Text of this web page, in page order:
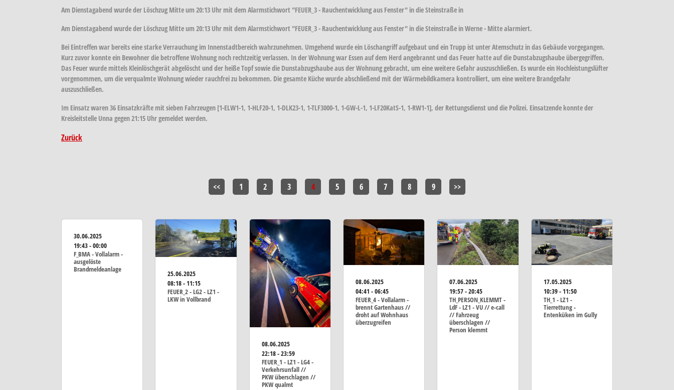
Am Dienstagabend wurde der Löschzug Mitte um 20:13 Uhr mit dem Alarmstichwort "FEUER_3 - Rauchentwicklung aus Fenster" in die Steinstraße in
Am Dienstagabend wurde der Löschzug Mitte um 20:13 Uhr mit dem Alarmstichwort "FEUER_3 - Rauchentwicklung aus Fenster" in die Steinstraße in Werne - Mitte alarmiert.
Bei Eintreffen war bereits eine starke Verrauchung im Innenstadtbereich wahrzunehmen. Umgehend wurde ein Löschangriff aufgebaut und ein Trupp ist unter Atemschutz in das Gebäude vorgegangen.
Kurz zuvor konnte ein Bewohner die betroffene Wohnung noch rechtzeitig verlassen. In der Wohnung war Essen auf dem Herd angebrannt und das Feuer hatte auf die Dunstabzugshaube übergegriffen.
Das Feuer wurde mittels Kleinlöschgerät abgelöscht und der heiße Topf sowie die Dunstabzugshaube aus der Wohnung gebracht, um eine weitere Gefahr auszuschließen. Es wurde ein Hochleistungslüfter
vorgenommen, um die verqualmte Wohnung wieder rauchfrei zu bekommen. Die gesamte Küche wurde abschließend mit der Wärmebildkamera kontrolliert, um eine weitere Brandgefahr
auszuschließen.
Im Einsatz waren 36 Einsatzkräfte mit sieben Fahrzeugen [1-ELW1-1, 1-HLF20-1, 1-DLK23-1, 1-TLF3000-1, 1-GW-L-1, 1-LF20KatS-1, 1-RW1-1], der Rettungsdienst und die Polizei. Einsatzende konnte der
Kreisleitstelle Unna gegen 21:15 Uhr gemeldet werden.
Zurück
<< 1 2 3 4 5 6 7 8 9 >>
30.06.2025
19:43 - 00:00
F_BMA - Vollalarm -
ausgelöste
Brandmeldeanlage
25.06.2025
08:18 - 11:15
FEUER_2 - LG2 - LZ1 -
LKW in Vollbrand
08.06.2025
22:18 - 23:59
FEUER_1 - LZ1 - LG4 -
Verkehrsunfall //
PKW überschlagen //
PKW qualmt
08.06.2025
04:41 - 06:45
FEUER_4 - Vollalarm -
brennt Gartenhaus //
droht auf Wohnhaus
überzugreifen
07.06.2025
19:57 - 20:45
TH_PERSON_KLEMMT -
LdF - LZ1 - VU // e-call
// Fahrzeug
überschlagen //
Person klemmt
17.05.2025
10:39 - 11:50
TH_1 - LZ1 -
Tierrettung -
Entenküken im Gully